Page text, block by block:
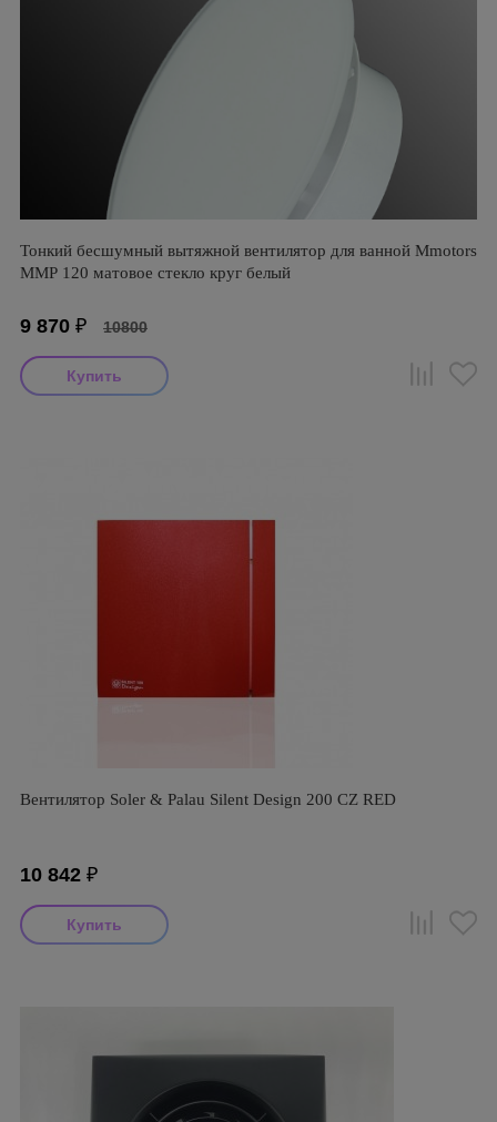
Тонкий бесшумный вытяжной вентилятор для ванной Mmotors
ММР 120 матовое стекло круг белый
9 870 ₽ 10800
Вентилятор Soler & Palau Silent Design 200 CZ RED
10 842 ₽